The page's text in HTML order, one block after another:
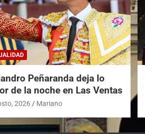
Peñaranda deja lo
de la noche en Las Ventas
2026 Mariano